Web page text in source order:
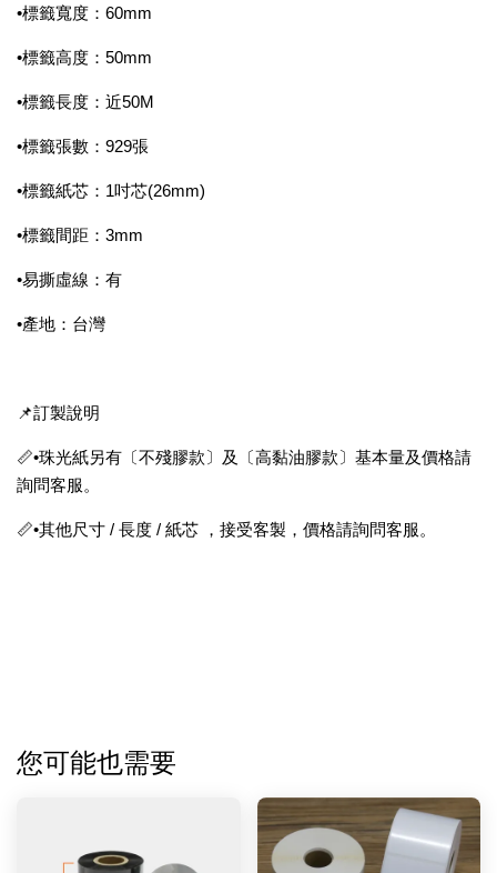
•標籤寬度：60mm
•標籤高度：50mm
•標籤長度：近50M
•標籤張數：929張
•標籤紙芯：1吋芯(26mm)
•標籤間距：3mm
•易撕虛線：有
•產地：台灣
📌訂製說明
📏•珠光紙另有〔不殘膠款〕及〔高黏油膠款〕基本量及價格請
詢問客服。
📏•其他尺寸 / 長度 / 紙芯 ，接受客製，價格請詢問客服。
您可能也需要